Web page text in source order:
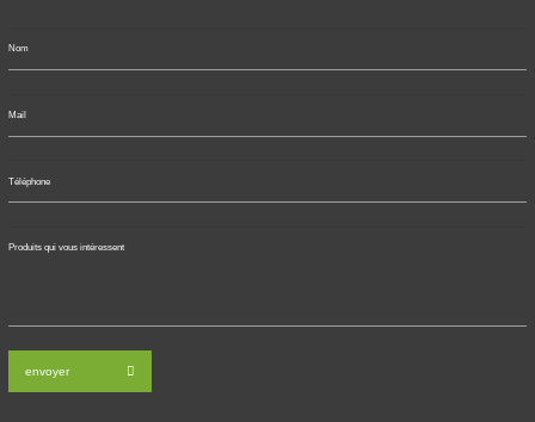
envoyer